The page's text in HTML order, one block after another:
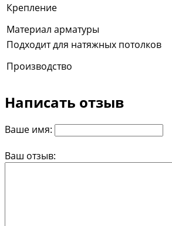
Крепление
Материал арматуры
Подходит для натяжных потолков
Производство
Написать отзыв
Ваше имя:
Ваш отзыв: